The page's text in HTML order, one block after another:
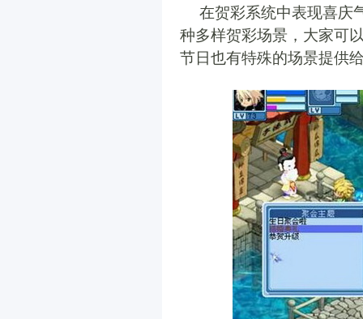
在贺彩系统中表现喜庆
种多样贺彩场景，大家可
节日也有特殊的场景提供